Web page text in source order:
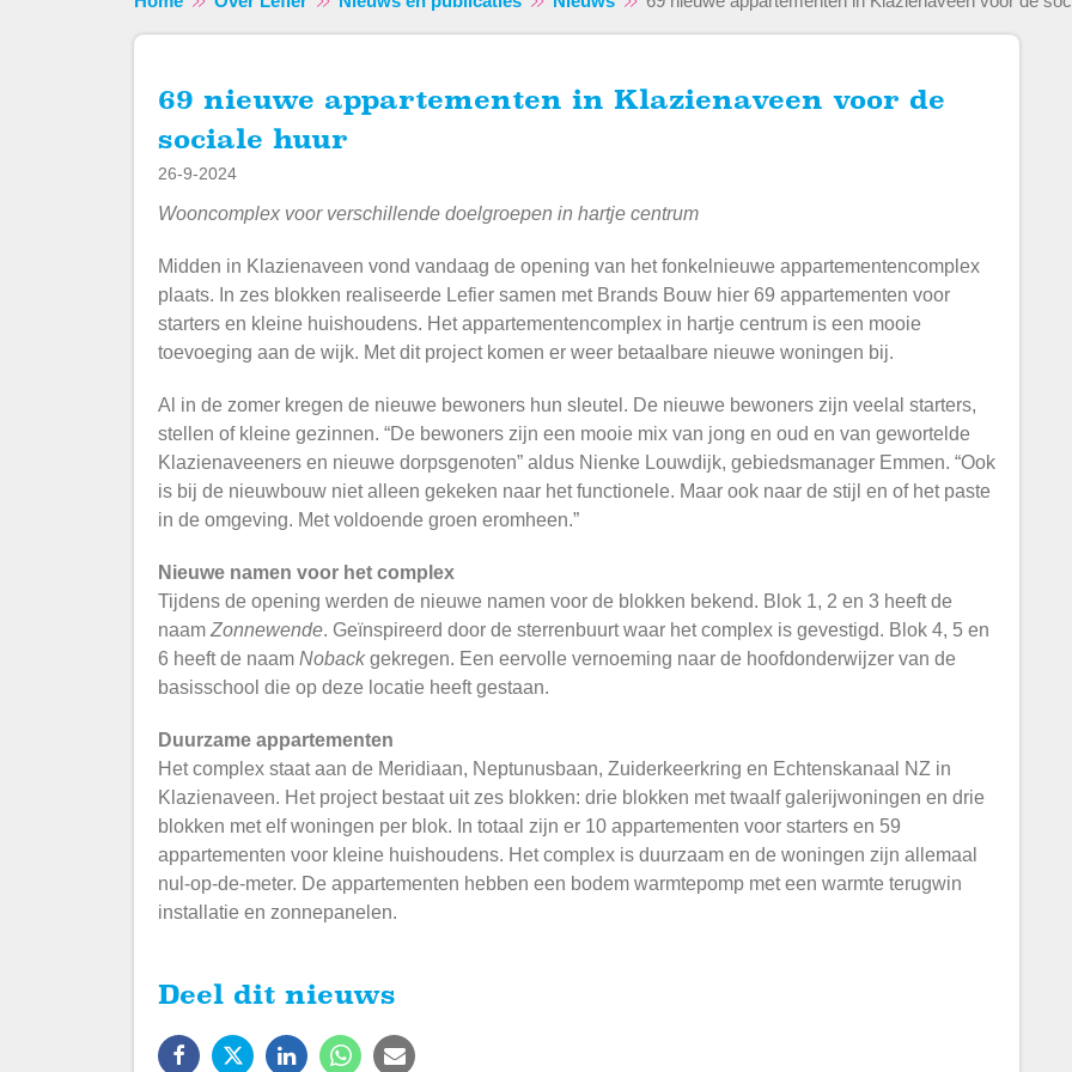
69 nieuwe appartementen in Klazienaveen voor de
sociale huur
26-9-2024
Wooncomplex voor verschillende doelgroepen in hartje centrum
Midden in Klazienaveen vond vandaag de opening van het fonkelnieuwe appartementencomplex
plaats. In zes blokken realiseerde Lefier samen met Brands Bouw hier 69 appartementen voor
starters en kleine huishoudens. Het appartementencomplex in hartje centrum is een mooie
toevoeging aan de wijk. Met dit project komen er weer betaalbare nieuwe woningen bij.
Al in de zomer kregen de nieuwe bewoners hun sleutel. De nieuwe bewoners zijn veelal starters,
stellen of kleine gezinnen. “De bewoners zijn een mooie mix van jong en oud en van gewortelde
Klazienaveeners en nieuwe dorpsgenoten” aldus Nienke Louwdijk, gebiedsmanager Emmen. “Ook
is bij de nieuwbouw niet alleen gekeken naar het functionele. Maar ook naar de stijl en of het paste
in de omgeving. Met voldoende groen eromheen.”
Nieuwe namen voor het complex
Tijdens de opening werden de nieuwe namen voor de blokken bekend. Blok 1, 2 en 3 heeft de
naam Zonnewende. Geïnspireerd door de sterrenbuurt waar het complex is gevestigd. Blok 4, 5 en
6 heeft de naam Nobackgekregen. Een eervolle vernoeming naar de hoofdonderwijzer van de
basisschool die op deze locatie heeft gestaan.
Duurzame appartementen
Het complex staat aan de Meridiaan, Neptunusbaan, Zuiderkeerkring en Echtenskanaal NZ in
Klazienaveen. Het project bestaat uit zes blokken: drie blokken met twaalf galerijwoningen en drie
blokken met elf woningen per blok. In totaal zijn er 10 appartementen voor starters en 59
appartementen voor kleine huishoudens. Het complex is duurzaam en de woningen zijn allemaal
nul-op-de-meter. De appartementen hebben een bodem warmtepomp met een warmte terugwin
installatie en zonnepanelen.
Deel dit nieuws
Facebook
X LinkedInWhatsApp